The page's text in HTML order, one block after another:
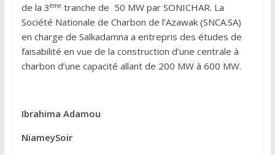
de la 3èmetranche de 50 MW par SONICHAR. La
Société Nationale de Charbon de l’Azawak (SNCA.SA)
en charge de Salkadamna a entrepris des études de
faisabilité en vue de la construction d’une centrale à
charbon d’une capacité allant de 200 MW à 600 MW.
Ibrahima Adamou
NiameySoir